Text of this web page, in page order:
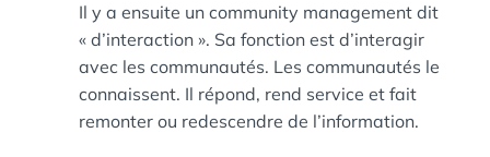
Il y a ensuite un community management dit
« d’interaction ». Sa fonction est d’interagir
avec les communautés. Les communautés le
connaissent. Il répond, rend service et fait
remonter ou redescendre de l’information.